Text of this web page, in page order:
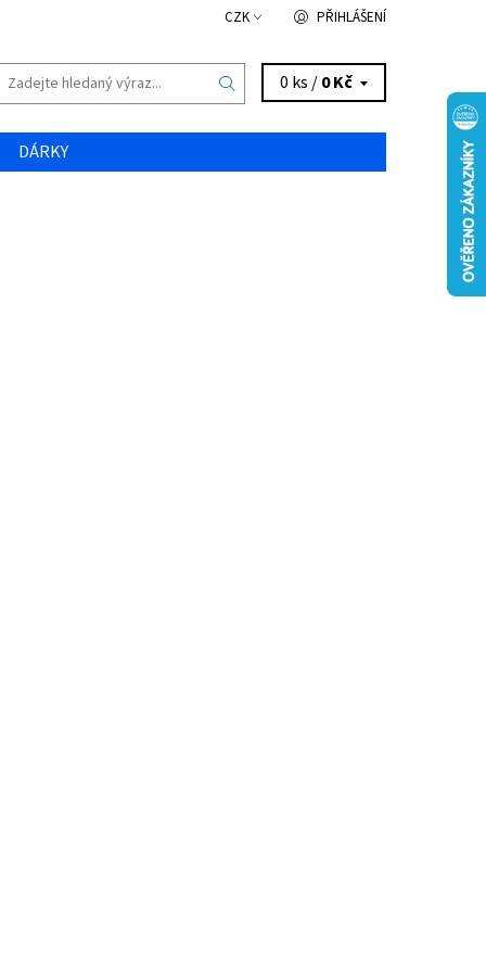
CZK PŘIHLÁŠENÍ
0 ks /0 Kč
DÁRKY